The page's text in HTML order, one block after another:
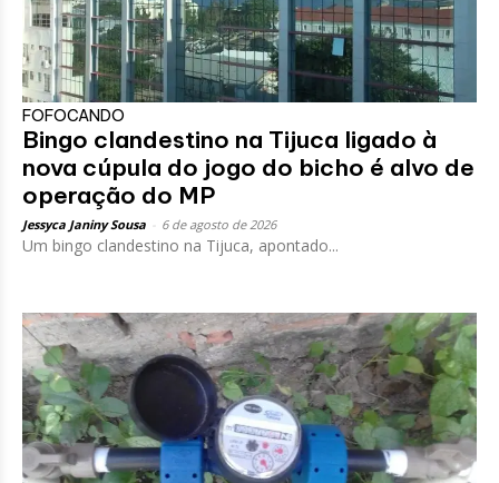
FOFOCANDO
Bingo clandestino na Tijuca ligado à
nova cúpula do jogo do bicho é alvo de
operação do MP
Jessyca Janiny Sousa 6 de agosto de 2026
Um bingo clandestino na Tijuca, apontado...